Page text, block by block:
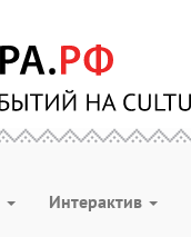
Интерактив